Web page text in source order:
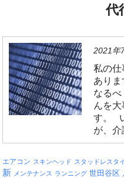
代
2021年
私の仕
ありま
なるべ
んを
す。
が、介
エアコン スキンヘッド スタッドレスタ
新 メンテナンス ランニング 世田谷区